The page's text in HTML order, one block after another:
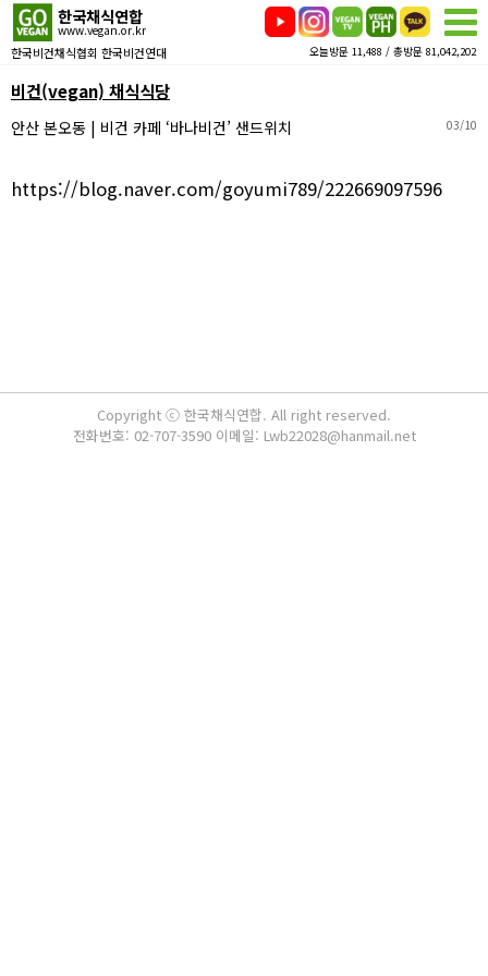
한국채식연합
www.vegan.or.kr
한국비건채식협회 한국비건연대 오늘방문 11,488 / 총방문 81,042,202
비건(vegan) 채식식당
안산 본오동 | 비건 카페 ‘바나비건’ 샌드위치 03/10
https://blog.naver.com/goyumi789/222669097596
Copyright ⓒ 한국채식연합. All right reserved.
전화번호: 02-707-3590 이메일: Lwb22028@hanmail.net